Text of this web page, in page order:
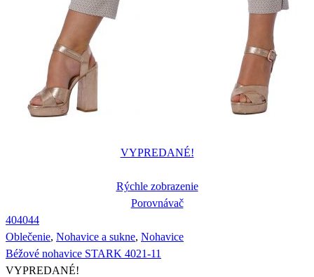
VYPREDANÉ!
Rýchle zobrazenie
Porovnávač
404044
Oblečenie, Nohavice a sukne, Nohavice
Béžové nohavice STARK 4021-11
VYPREDANÉ!